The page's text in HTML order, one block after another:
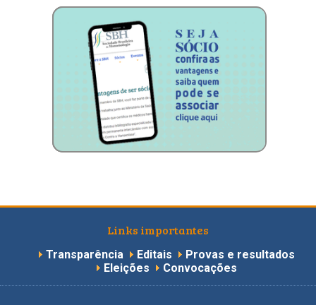
Links importantes
Transparência Editais
Provas e resultados
Eleições
Convocações